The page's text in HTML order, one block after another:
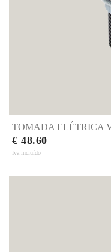
TOMADA ELÉTRICA
€ 48.60
Iva incluído